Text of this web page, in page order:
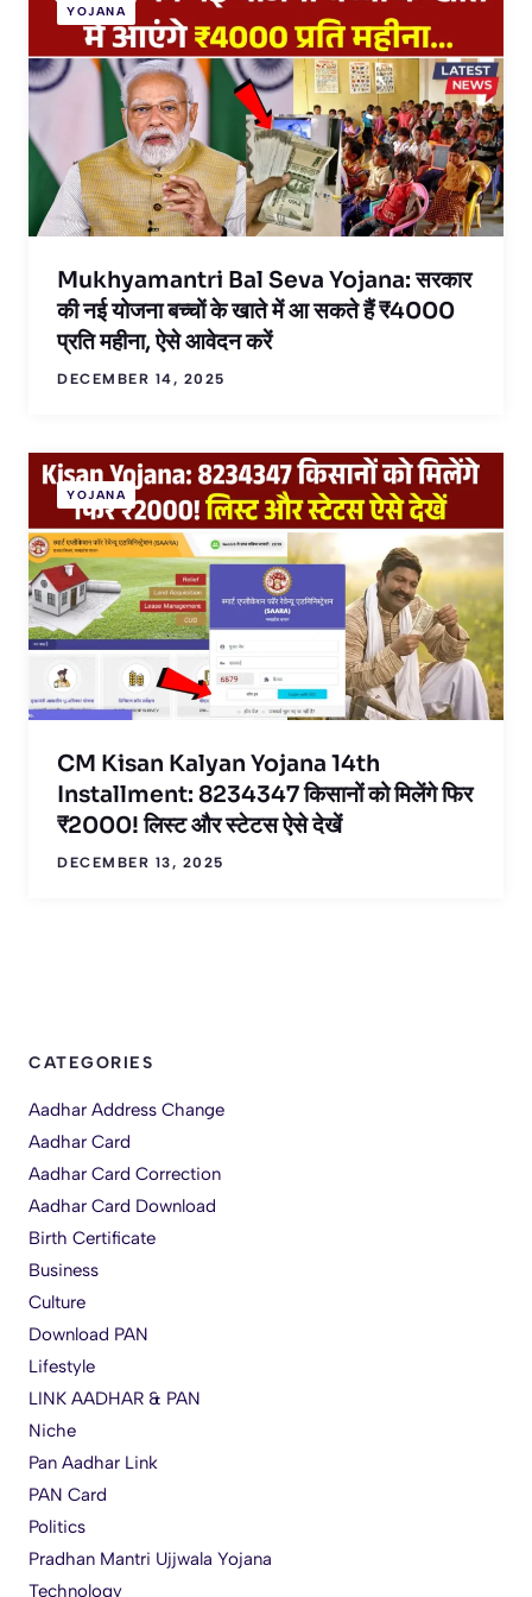
YOJANA
Mukhyamantri Bal Seva Yojana: सरकार
की नई योजना बच्चों के खाते में आ सकते हैं ₹4000
प्रति महीना, ऐसे आवेदन करें
DECEMBER 14, 2025
YOJANA
CM Kisan Kalyan Yojana 14th
Installment: 8234347 किसानों को मिलेंगे फिर
₹2000! लिस्ट और स्टेटस ऐसे देखें
DECEMBER 13, 2025
CATEGORIES
Aadhar Address Change
Aadhar Card
Aadhar Card Correction
Aadhar Card Download
Birth Certificate
Business
Culture
Download PAN
Lifestyle
LINK AADHAR & PAN
Niche
Pan Aadhar Link
PAN Card
Politics
Pradhan Mantri Ujjwala Yojana
Technology